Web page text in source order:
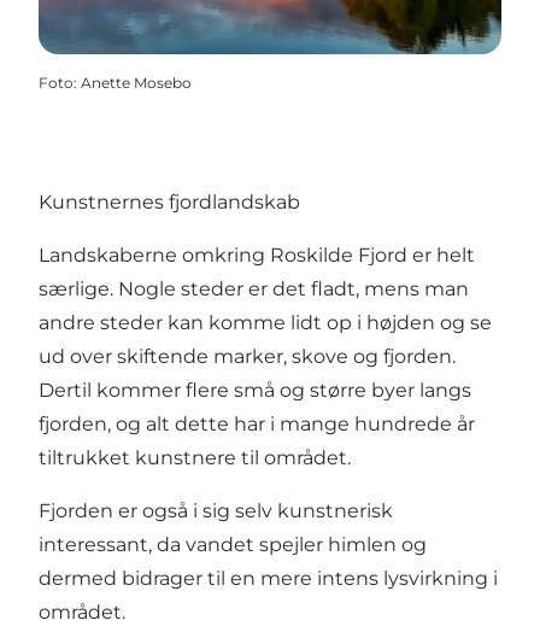
Foto: Anette Mosebo
Kunstnernes fjordlandskab
Landskaberne omkring Roskilde Fjord er helt
særlige. Nogle steder er det fladt, mens man
andre steder kan komme lidt op i højden og se
ud over skiftende marker, skove og fjorden.
Dertil kommer flere små og større byer langs
fjorden, og alt dette har i mange hundrede år
tiltrukket kunstnere til området.
Fjorden er også i sig selv kunstnerisk
interessant, da vandet spejler himlen og
dermed bidrager til en mere intens lysvirkning i
området.